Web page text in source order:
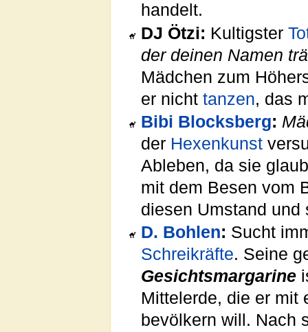
handelt.
DJ Ötzi: Kultigster
der deinen Namen
Mädchen zum
er nichttanzen, das
Bibi Blocksberg:
der Hexenkunst
Ableben, da sie
mit dem Besen vom
diesen Umstand
D. Bohlen: Sucht
Schreikräfte. Seine
Gesichtsmargarine
Mittelerde, die er mit
bevölkern will. Nach